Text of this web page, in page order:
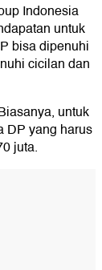
Indonesia
untuk
bisa dipenuhi
cicilan dan
untuk
DP yang harus
juta.